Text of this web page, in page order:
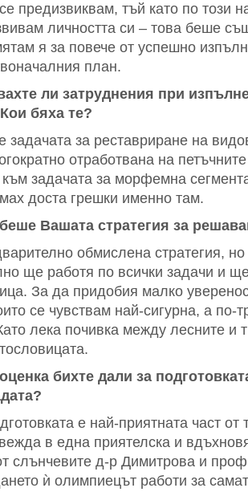
предизвиквам, тъй като по този
личността си – това беше
я за повече от успешно
план.
ли затруднения при
бяха те?
задачата за реставриране на
отработвана на
задачата за морфемна
доста грешки именно там.
Вашата стратегия за
обмислена стратегия,
ще работя по всички задачи и
За да придобия малко
се чувствам най-сигурна, а по-
лека почивка между лесните и
бихте дали за
е най-приятната част
в една приятелска и
слънчевите д-р Димитрова и
ѝ олимпиецът работи за